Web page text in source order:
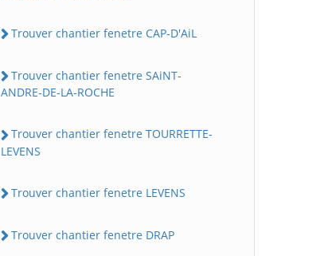
Trouver chantier fenetre CAP-D'AiL
Trouver chantier fenetre SAiNT-
ANDRE-DE-LA-ROCHE
Trouver chantier fenetre TOURRETTE-
LEVENS
Trouver chantier fenetre LEVENS
Trouver chantier fenetre DRAP